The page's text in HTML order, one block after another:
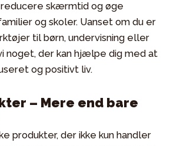
skærmtid og øge
og skoler. Uanset om du er
til børn, undervisning eller
noget, der kan hjælpe dig med at
og positivt liv.
– Mere end bare
produkter, der ikke kun handler